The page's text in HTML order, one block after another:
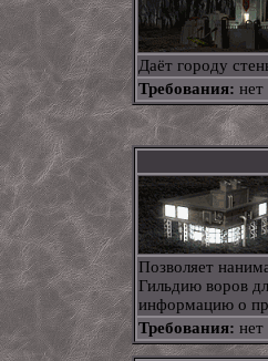
Даёт городу
Требования: нет
Позволяет
Гильдию воров
информацию о
Требования: нет